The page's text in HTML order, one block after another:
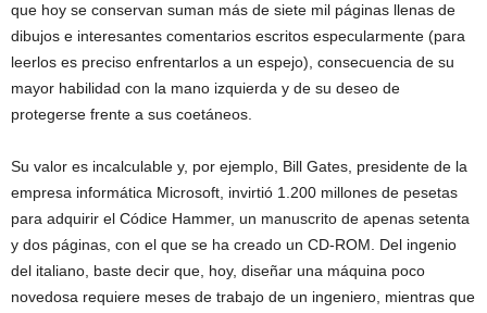
que hoy se conservan suman más de siete mil páginas llenas de
dibujos e interesantes comentarios escritos especularmente (para
leerlos es preciso enfrentarlos a un espejo), consecuencia de su
mayor habilidad con la mano izquierda y de su deseo de
protegerse frente a sus coetáneos.
Su valor es incalculable y, por ejemplo, Bill Gates, presidente de la
empresa informática Microsoft, invirtió 1.200 millones de pesetas
para adquirir el Códice Hammer, un manuscrito de apenas setenta
y dos páginas, con el que se ha creado un CD-ROM. Del ingenio
del italiano, baste decir que, hoy, diseñar una máquina poco
novedosa requiere meses de trabajo de un ingeniero, mientras que